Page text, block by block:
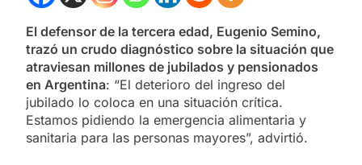
El defensor de la tercera edad, Eugenio Semino,
trazó un crudo diagnóstico sobre la situación que
atraviesan millones de jubilados y pensionados
en Argentina: “El deterioro del ingreso del
jubilado lo coloca en una situación crítica.
Estamos pidiendo la emergencia alimentaria y
sanitaria para las personas mayores”, advirtió.